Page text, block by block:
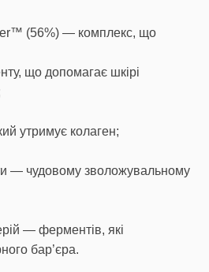
(56%) — комплекс, що
що допомагає шкірі
утримує колаген;
— чудовому зволожувальному
— ферментів, які
бар’єра.